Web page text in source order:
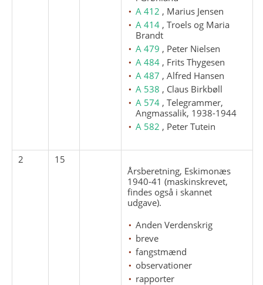
A 412 , Marius Jensen
A 414 , Troels og Maria
Brandt
A 479 , Peter Nielsen
A 484 , Frits Thygesen
A 487 , Alfred Hansen
A 538 , Claus Birkbøll
A 574 , Telegrammer,
Angmassalik, 1938-1944
A 582 , Peter Tutein
2
15
Årsberetning, Eskimonæs
1940-41 (maskinskrevet,
findes også i skannet
udgave).
Anden Verdenskrig
breve
fangstmænd
observationer
rapporter